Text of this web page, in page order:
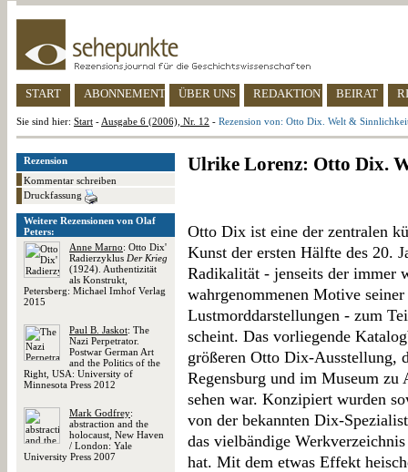
START ABONNEMENT ÜBER UNS REDAKTION BEIRAT
Sie sind hier: Start - Ausgabe 6 (2006), Nr. 12 - Rezension von: Otto Dix. Welt &
Rezension
Kommentar schreiben
Druckfassung
Weitere Rezensionen von Olaf
Peters:
Anne Marno: Otto Dix'
Radierzyklus Der Krieg
(1924). Authentizität
als Konstrukt,
Petersberg: Michael Imhof Verlag
2015
Paul B. Jaskot: The
Nazi Perpetrator.
Postwar German Art
and the Politics of the
Right, USA: University of
Minnesota Press 2012
Mark Godfrey:
abstraction and the
holocaust, New Haven
/ London: Yale
University Press 2007
Ulrike Lorenz: Otto Dix.
Otto Dix ist eine der zentralen
Kunst der ersten Hälfte des 20.
Radikalität - jenseits der immer
wahrgenommenen Motive
Lustmorddarstellungen - zum
scheint. Das vorliegende
größeren Otto Dix-Ausstellung,
Regensburg und im Museum
sehen war. Konzipiert wurden
von der bekannten Dix-
das vielbändige
hat. Mit dem etwas Effekt